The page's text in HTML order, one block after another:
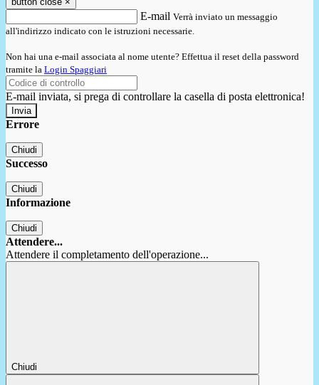
E-mail Verrà inviato un messaggio
all'indirizzo indicato con le istruzioni necessarie.
Non hai una e-mail associata al nome utente? Effettua il reset della password
tramite la Login Spaggiari
E-mail inviata, si prega di controllare la casella di posta elettronica!
Errore
Chiudi
Successo
Chiudi
Informazione
Chiudi
Attendere...
Attendere il completamento dell'operazione...
Chiudi